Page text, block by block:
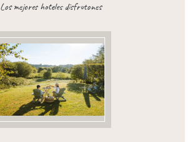
Los mejores hoteles disfrutones